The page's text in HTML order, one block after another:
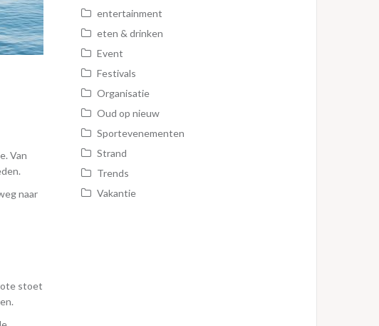
Van
naar
stoet
entertainment
eten & drinken
Event
Festivals
Organisatie
Oud op nieuw
Sportevenementen
Strand
Trends
Vakantie